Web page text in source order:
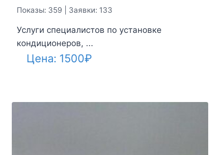
Показы: 359 | Заявки: 133
Услуги специалистов по установке
кондиционеров, ...
Цена: 1500₽